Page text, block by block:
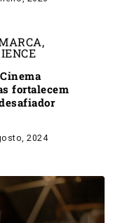
,
fortalecem
2024